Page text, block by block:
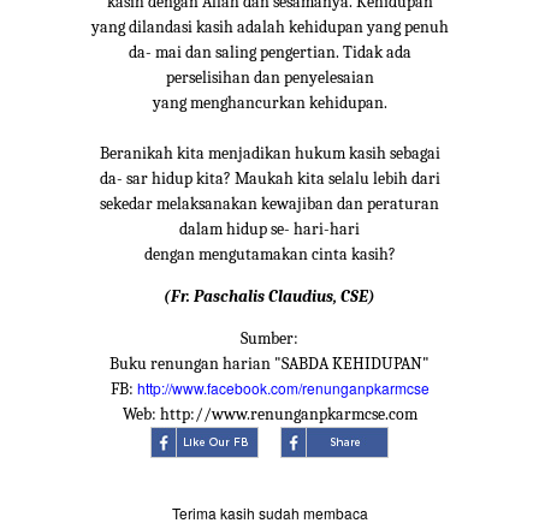
yang dilandasi kasih adalah kehidupan yang penuh
da- mai dan saling pengertian. Tidak ada
perselisihan dan penyelesaian
yang menghancurkan kehidupan.
Beranikah kita menjadikan hukum kasih sebagai
da- sar hidup kita? Maukah kita selalu lebih dari
sekedar melaksanakan kewajiban dan peraturan
dalam hidup se- hari-hari
dengan mengutamakan cinta kasih?
(Fr. Paschalis Claudius, CSE)
Sumber:
Buku renungan harian "SABDA KEHIDUPAN"
FB: http://www.facebook.com/renunganpkarmcse
Web: http://www.renunganpkarmcse.com
Terima kasih sudah membaca